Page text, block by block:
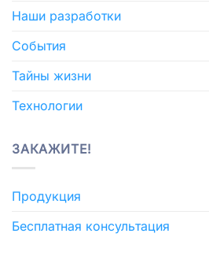
Наши разработки
События
Тайны жизни
Технологии
ЗАКАЖИТЕ!
Продукция
Бесплатная консультация